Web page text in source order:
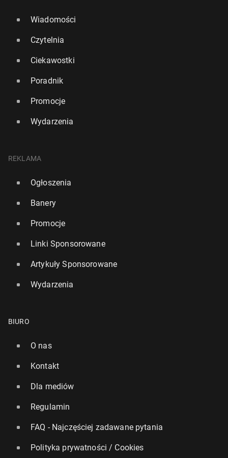
Wiadomości
Czytelnia
Ciekawostki
Poradnik
Promocje
Wydarzenia
REKLAMA
Ogłoszenia
Banery
Promocje
Linki Sponsorowane
Artykuły Sponsorowane
Wydarzenia
BIURO
O nas
Kontakt
Dla mediów
Regulamin
FAQ - Najczęściej zadawane pytania
Polityka prywatności / Cookies